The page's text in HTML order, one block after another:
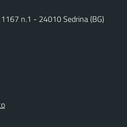
n.1 - 24010 Sedrina (BG)